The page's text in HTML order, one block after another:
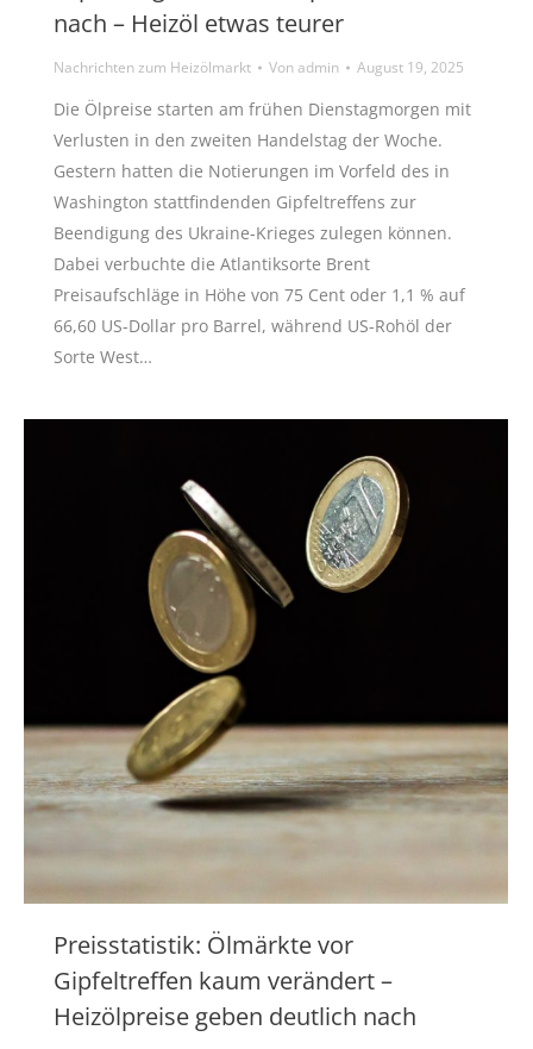
nach – Heizöl etwas teurer
Nachrichten zum Heizölmarkt Vonadmin August 19, 2025
Die Ölpreise starten am frühen Dienstagmorgen mit
Verlusten in den zweiten Handelstag der Woche.
Gestern hatten die Notierungen im Vorfeld des in
Washington stattfindenden Gipfeltreffens zur
Beendigung des Ukraine-Krieges zulegen können.
Dabei verbuchte die Atlantiksorte Brent
Preisaufschläge in Höhe von 75 Cent oder 1,1 % auf
66,60 US-Dollar pro Barrel, während US-Rohöl der
Sorte West…
Preisstatistik: Ölmärkte vor
Gipfeltreffen kaum verändert –
Heizölpreise geben deutlich nach